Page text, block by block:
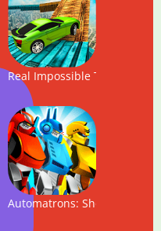
2Real Impossible Tracks
Automatrons: Shoot and